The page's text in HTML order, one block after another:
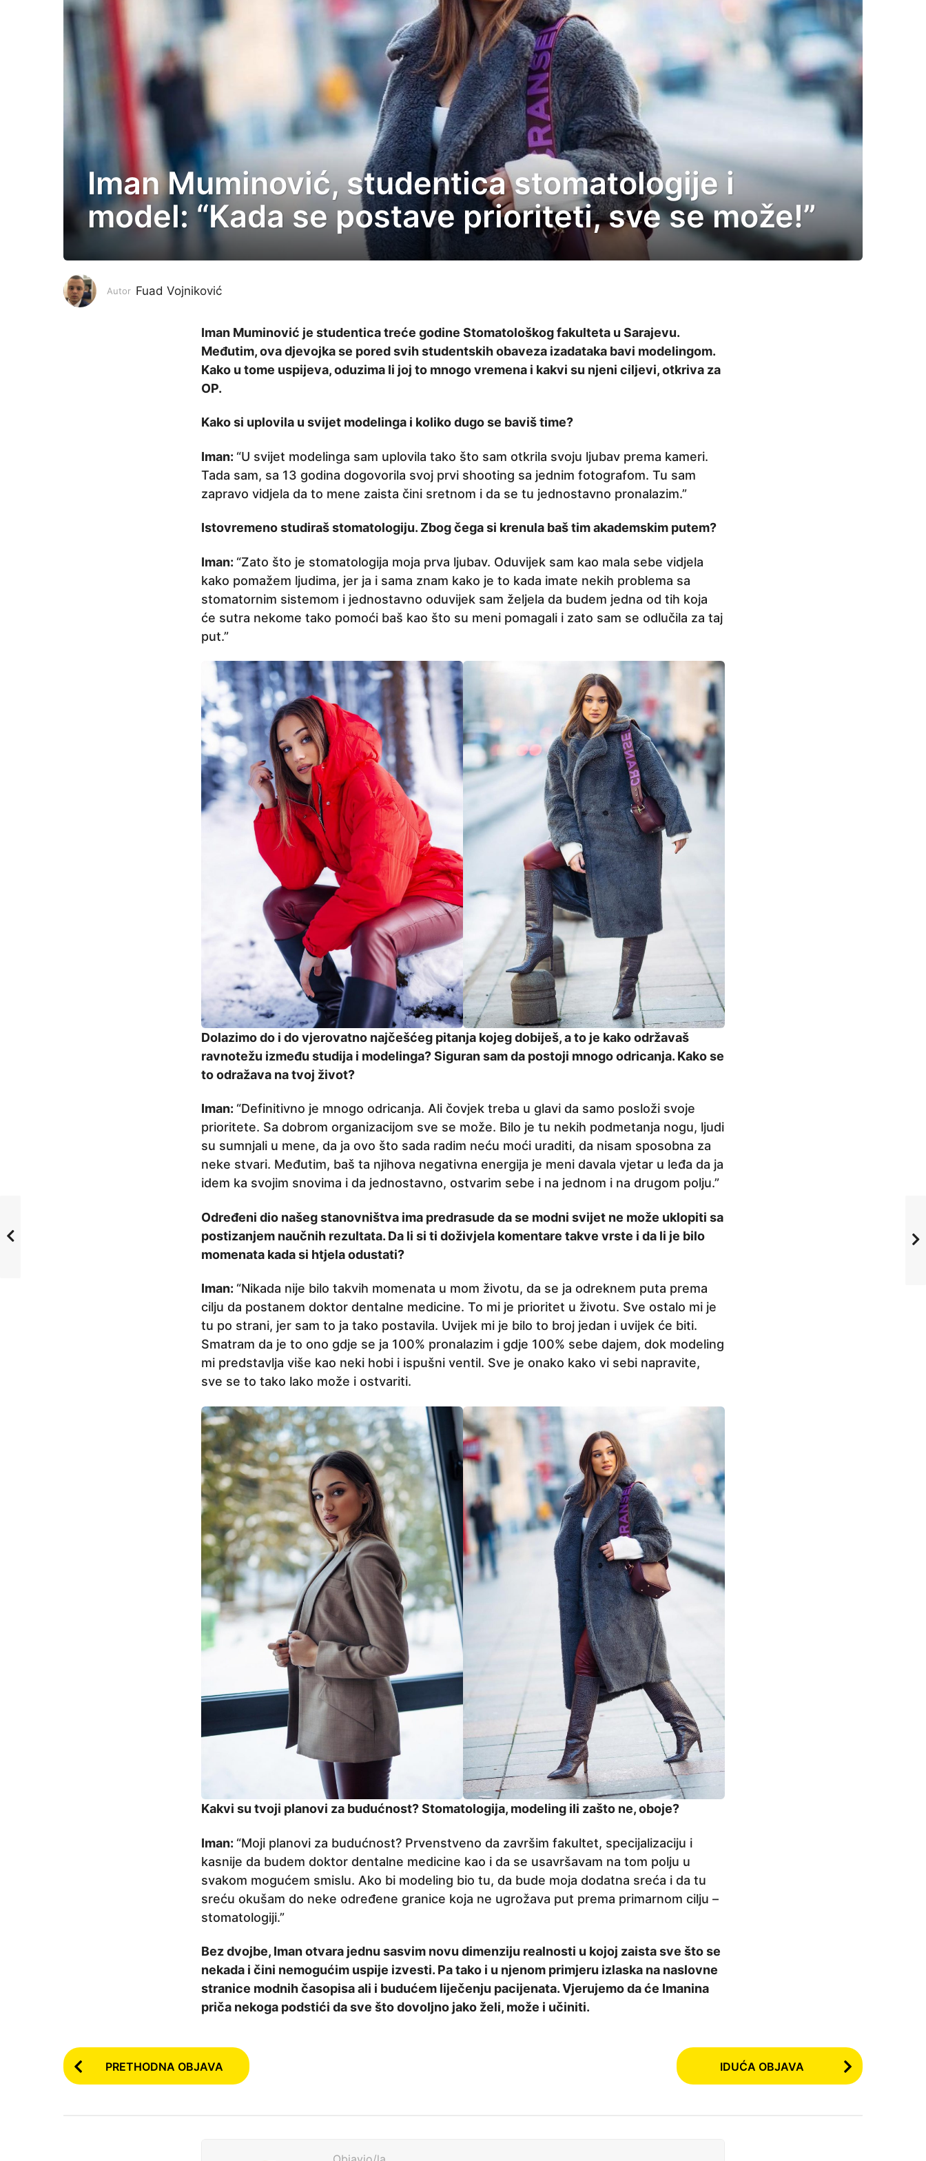
5
g
o
d
a
p
Iman Muminović, studentica stomatologije i
model: “Kada se postave prioriteti, sve se može!”
Autor Fuad Vojniković
Iman Muminović je studentica treće godine Stomatološkog fakulteta u Sarajevu.
Međutim, ova djevojka se pored svih studentskih obaveza izadataka bavi modelingom.
Kako u tome uspijeva, oduzima li joj to mnogo vremena i kakvi su njeni ciljevi, otkriva za
OP.
Kako si uplovila u svijet modelinga i koliko dugo se baviš time?
Iman: “U svijet modelinga sam uplovila tako što sam otkrila svoju ljubav prema kameri.
Tada sam, sa 13 godina dogovorila svoj prvi shooting sa jednim fotografom. Tu sam
zapravo vidjela da to mene zaista čini sretnom i da se tu jednostavno pronalazim.”
Istovremeno studiraš stomatologiju. Zbog čega si krenula baš tim akademskim putem?
Iman: “Zato što je stomatologija moja prva ljubav. Oduvijek sam kao mala sebe vidjela
kako pomažem ljudima, jer ja i sama znam kako je to kada imate nekih problema sa
stomatornim sistemom i jednostavno oduvijek sam željela da budem jedna od tih koja
će sutra nekome tako pomoći baš kao što su meni pomagali i zato sam se odlučila za taj
put.”
Dolazimo do i do vjerovatno najčešćeg pitanja kojeg dobiješ, a to je kako održavaš
ravnotežu između studija i modelinga? Siguran sam da postoji mnogo odricanja. Kako se
to odražava na tvoj život?
Iman: “Definitivno je mnogo odricanja. Ali čovjek treba u glavi da samo posloži svoje
prioritete. Sa dobrom organizacijom sve se može. Bilo je tu nekih podmetanja nogu, ljudi
su sumnjali u mene, da ja ovo što sada radim neću moći uraditi, da nisam sposobna za
neke stvari. Međutim, baš ta njihova negativna energija je meni davala vjetar u leđa da ja
idem ka svojim snovima i da jednostavno, ostvarim sebe i na jednom i na drugom polju.”
Određeni dio našeg stanovništva ima predrasude da se modni svijet ne može uklopiti sa
postizanjem naučnih rezultata. Da li si ti doživjela komentare takve vrste i da li je bilo
momenata kada si htjela odustati?
Iman: “Nikada nije bilo takvih momenata u mom životu, da se ja odreknem puta prema
cilju da postanem doktor dentalne medicine. To mi je prioritet u životu. Sve ostalo mi je
tu po strani, jer sam to ja tako postavila. Uvijek mi je bilo to broj jedan i uvijek će biti.
Smatram da je to ono gdje se ja 100% pronalazim i gdje 100% sebe dajem, dok modeling
mi predstavlja više kao neki hobi i ispušni ventil. Sve je onako kako vi sebi napravite,
sve se to tako lako može i ostvariti.
Kakvi su tvoji planovi za budućnost? Stomatologija, modeling ili zašto ne, oboje?
Iman: “Moji planovi za budućnost? Prvenstveno da završim fakultet, specijalizaciju i
kasnije da budem doktor dentalne medicine kao i da se usavršavam na tom polju u
svakom mogućem smislu. Ako bi modeling bio tu, da bude moja dodatna sreća i da tu
sreću okušam do neke određene granice koja ne ugrožava put prema primarnom cilju –
stomatologiji.”
Bez dvojbe, Iman otvara jednu sasvim novu dimenziju realnosti u kojoj zaista sve što se
nekada i čini nemogućim uspije izvesti. Pa tako i u njenom primjeru izlaska na naslovne
stranice modnih časopisa ali i budućem liječenju pacijenata. Vjerujemo da će Imanina
priča nekoga podstići da sve što dovoljno jako želi, može i učiniti.
P
o
PRETHODNA OBJAVA IDUĆA OBJAVA